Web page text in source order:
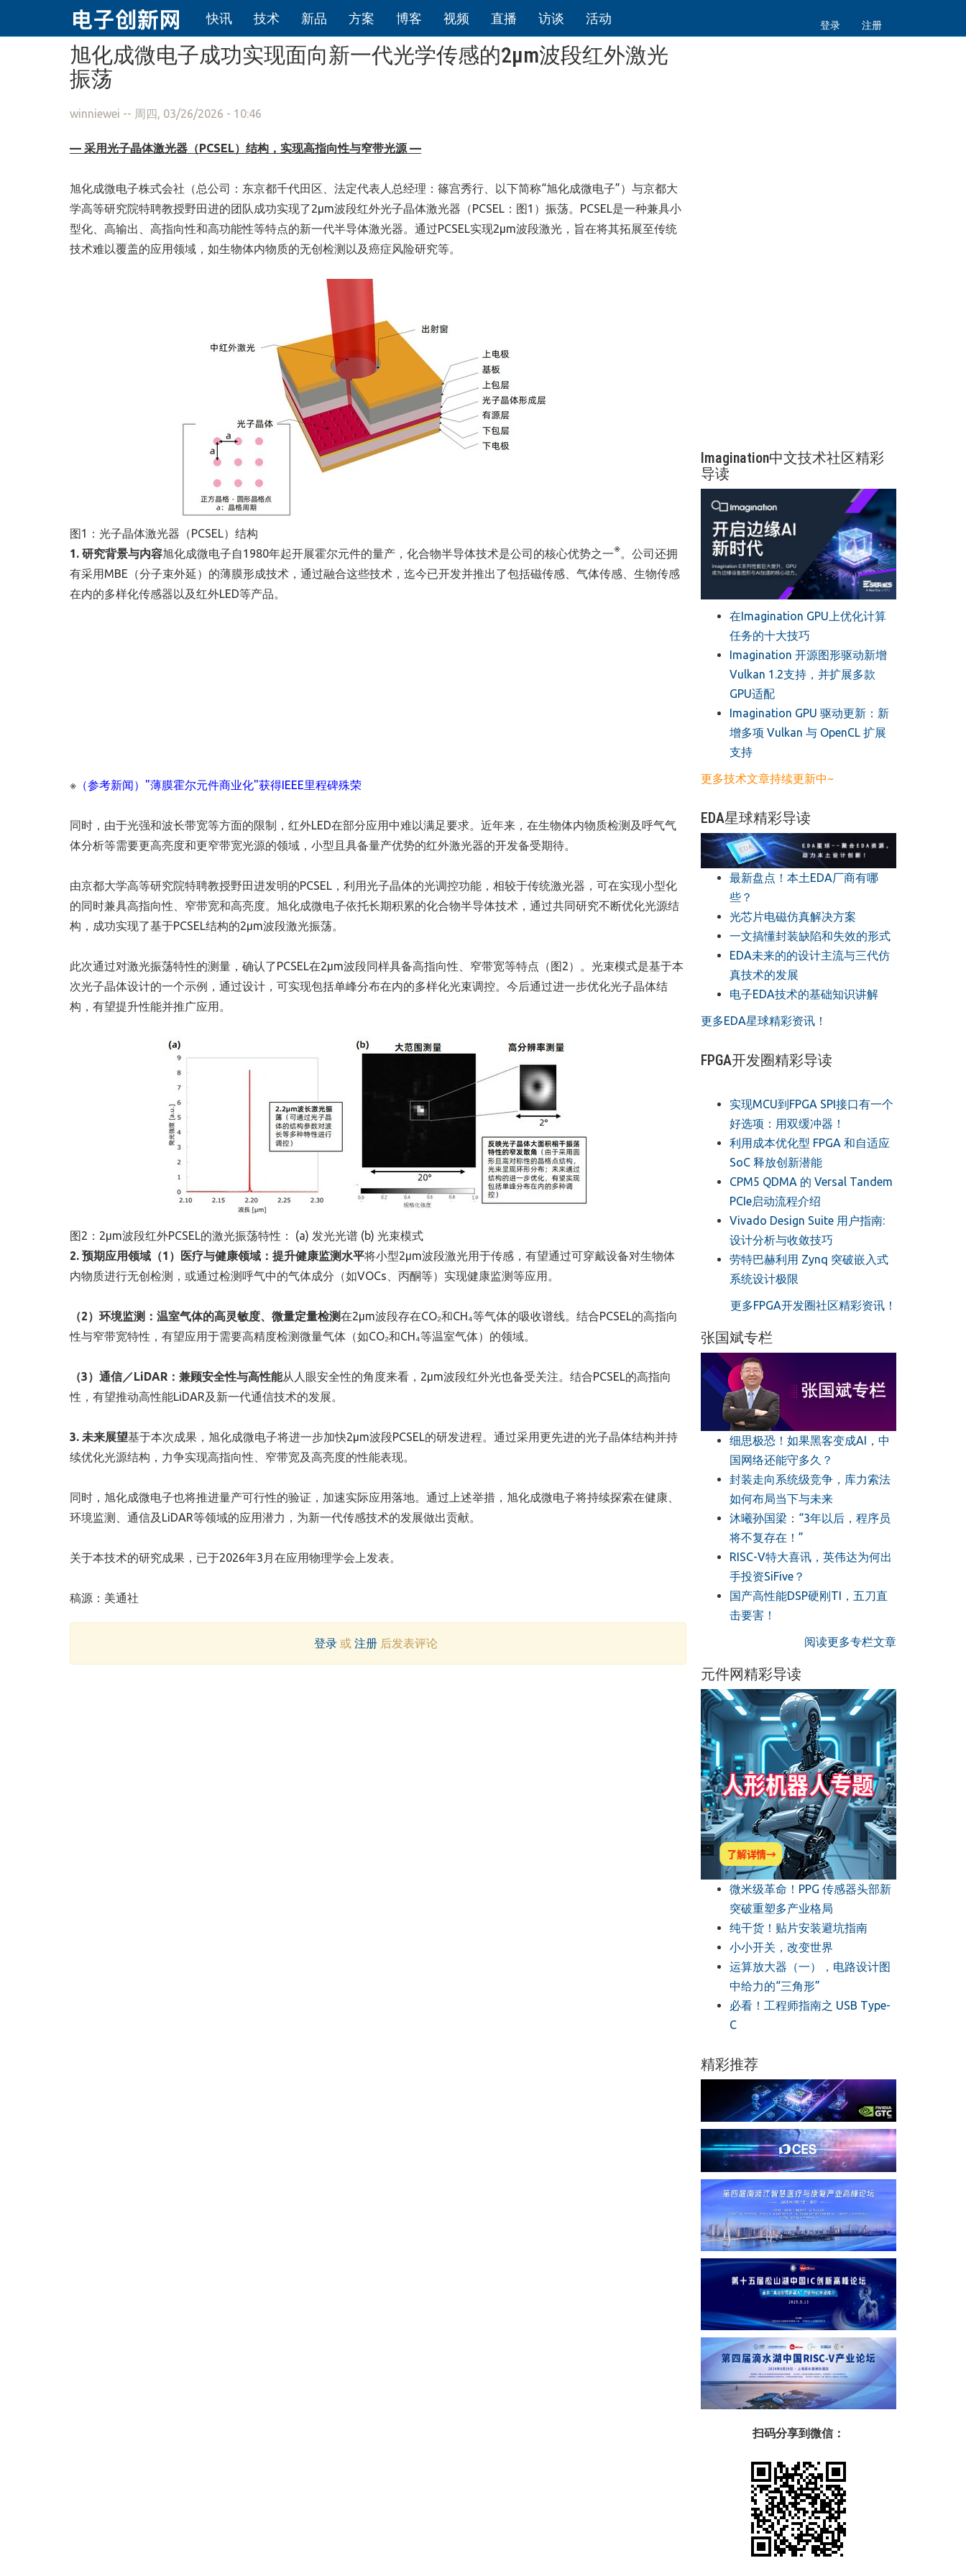
跳转到主要内容
快讯 技术 新品 方案 博客 视频 直播 访谈 活动 登录 注册
旭化成微电子成功实现面向新一代光学传感的2µm波段红外激光
振荡
winniewei -- 周四, 03/26/2026 - 10:46
— 采用光子晶体激光器（PCSEL）结构，实现高指向性与窄带光源 —
旭化成微电子株式会社（总公司：东京都千代田区、法定代表人总经理：篠宫秀行、以下简称“旭化成微电子”）与京都大
学高等研究院特聘教授野田进的团队成功实现了2µm波段红外光子晶体激光器（PCSEL：图1）振荡。PCSEL是一种兼具小
型化、高输出、高指向性和高功能性等特点的新一代半导体激光器。通过PCSEL实现2µm波段激光，旨在将其拓展至传统
技术难以覆盖的应用领域，如生物体内物质的无创检测以及癌症风险研究等。
图1：光子晶体激光器（PCSEL）结构
1. 研究背景与内容旭化成微电子自1980年起开展霍尔元件的量产，化合物半导体技术是公司的核心优势之一※。公司还拥
有采用MBE（分子束外延）的薄膜形成技术，通过融合这些技术，迄今已开发并推出了包括磁传感、气体传感、生物传感
在内的多样化传感器以及红外LED等产品。
※ （参考新闻）"薄膜霍尔元件商业化"获得IEEE里程碑殊荣
同时，由于光强和波长带宽等方面的限制，红外LED在部分应用中难以满足要求。近年来，在生物体内物质检测及呼气气
体分析等需要更高亮度和更窄带宽光源的领域，小型且具备量产优势的红外激光器的开发备受期待。
由京都大学高等研究院特聘教授野田进发明的PCSEL，利用光子晶体的光调控功能，相较于传统激光器，可在实现小型化
的同时兼具高指向性、窄带宽和高亮度。旭化成微电子依托长期积累的化合物半导体技术，通过共同研究不断优化光源结
构，成功实现了基于PCSEL结构的2µm波段激光振荡。
此次通过对激光振荡特性的测量，确认了PCSEL在2µm波段同样具备高指向性、窄带宽等特点（图2）。光束模式是基于本
次光子晶体设计的一个示例，通过设计，可实现包括单峰分布在内的多样化光束调控。今后通过进一步优化光子晶体结
构，有望提升性能并推广应用。
图2：2μm波段红外PCSEL的激光振荡特性： (a) 发光光谱 (b) 光束模式
2. 预期应用领域 （1）医疗与健康领域：提升健康监测水平将小型2µm波段激光用于传感，有望通过可穿戴设备对生物体
内物质进行无创检测，或通过检测呼气中的气体成分（如VOCs、丙酮等）实现健康监测等应用。
（2）环境监测：温室气体的高灵敏度、微量定量检测在2µm波段存在CO₂和CH₄等气体的吸收谱线。结合PCSEL的高指向
性与窄带宽特性，有望应用于需要高精度检测微量气体（如CO₂和CH₄等温室气体）的领域。
（3）通信／LiDAR：兼顾安全性与高性能从人眼安全性的角度来看，2µm波段红外光也备受关注。结合PCSEL的高指向
性，有望推动高性能LiDAR及新一代通信技术的发展。
3. 未来展望基于本次成果，旭化成微电子将进一步加快2µm波段PCSEL的研发进程。通过采用更先进的光子晶体结构并持
续优化光源结构，力争实现高指向性、窄带宽及高亮度的性能表现。
同时，旭化成微电子也将推进量产可行性的验证，加速实际应用落地。通过上述举措，旭化成微电子将持续探索在健康、
环境监测、通信及LiDAR等领域的应用潜力，为新一代传感技术的发展做出贡献。
关于本技术的研究成果，已于2026年3月在应用物理学会上发表。
稿源：美通社
登录 或注册 后发表评论
Imagination中文技术社区精彩
导读
在Imagination GPU上优化计算
任务的十大技巧
​Imagination 开源图形驱动新增
Vulkan 1.2支持，并扩展多款
GPU适配
​Imagination GPU 驱动更新：新
增多项 Vulkan 与 OpenCL 扩展
支持
更多技术文章持续更新中~
EDA星球精彩导读
最新盘点！本土EDA厂商有哪
些？
光芯片电磁仿真解决方案
一文搞懂封装缺陷和失效的形式
EDA未来的的设计主流与三代仿
真技术的发展
电子EDA技术的基础知识讲解
更多EDA星球精彩资讯！
FPGA开发圈精彩导读
实现MCU到FPGA SPI接口有一个
好选项：用双缓冲器！
利用成本优化型 FPGA 和自适应
SoC 释放创新潜能
CPM5 QDMA 的 Versal Tandem
PCIe启动流程介绍
Vivado Design Suite 用户指南:
设计分析与收敛技巧
劳特巴赫利用 Zynq 突破嵌入式
系统设计极限
更多FPGA开发圈社区精彩资讯！
张国斌专栏
细思极恐！如果黑客变成AI，中
国网络还能守多久？
封装走向系统级竞争，库力索法
如何布局当下与未来
沐曦孙国梁：“3年以后，程序员
将不复存在！”
RISC-V特大喜讯，英伟达为何出
手投资SiFive？
国产高性能DSP硬刚TI，五刀直
击要害！
阅读更多专栏文章
元件网精彩导读
微米级革命！PPG 传感器头部新
突破重塑多产业格局
纯干货！贴片安装避坑指南
小小开关，改变世界
运算放大器（一），电路设计图
中给力的“三角形”
必看！工程师指南之 USB Type-
C
精彩推荐
扫码分享到微信：